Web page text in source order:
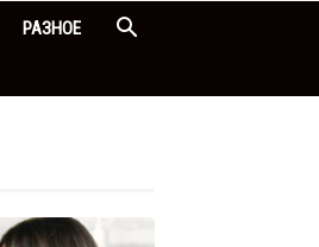
РАЗНОЕ